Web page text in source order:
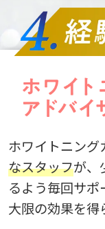
ホワイトニング
なスタッフが、
るよう毎回サ
大限の効果を得